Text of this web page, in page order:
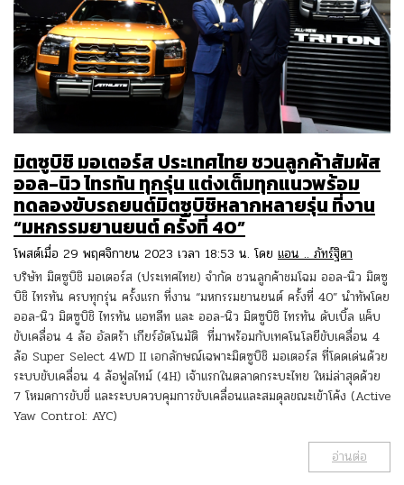
มิตซูบิชิ มอเตอร์ส ประเทศไทย ชวนลูกค้าสัมผัส
ออล-นิว ไทรทัน ทุกรุ่น แต่งเต็มทุกแนวพร้อม
ทดลองขับรถยนต์มิตซูบิชิหลากหลายรุ่น ที่งาน
“มหกรรมยานยนต์ ครั้งที่ 40”
โพสต์เมื่อ 29 พฤศจิกายน 2023 เวลา 18:53 น. โดย แอน .. ภัทร์ฐิตา
บริษัท มิตซูบิชิ มอเตอร์ส (ประเทศไทย) จำกัด ชวนลูกค้าชมโฉม ออล-นิว มิตซู
บิชิ ไทรทัน ครบทุกรุ่น ครั้งแรก ที่งาน “มหกรรมยานยนต์ ครั้งที่ 40” นำทัพโดย
ออล-นิว มิตซูบิชิ ไทรทัน แอทลีท และ ออล-นิว มิตซูบิชิ ไทรทัน ดับเบิ้ล แค็บ
ขับเคลื่อน 4 ล้อ อัลตร้า เกียร์อัตโนมัติ ที่มาพร้อมกับเทคโนโลยีขับเคลื่อน 4
ล้อ Super Select 4WD II เอกลักษณ์เฉพาะมิตซูบิชิ มอเตอร์ส ที่โดดเด่นด้วย
ระบบขับเคลื่อน 4 ล้อฟูลไทม์ (4H) เจ้าแรกในตลาดกระบะไทย ใหม่ล่าสุดด้วย
7 โหมดการขับขี่ และระบบควบคุมการขับเคลื่อนและสมดุลขณะเข้าโค้ง (Active
Yaw Control: AYC)
อ่านต่อ